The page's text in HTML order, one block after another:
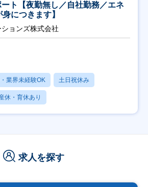
ト【夜勤無し／自社勤務／エネ
につきます】
ョンズ株式会社
業界未経験OK 土日祝休み
休・育休あり
求人を探す